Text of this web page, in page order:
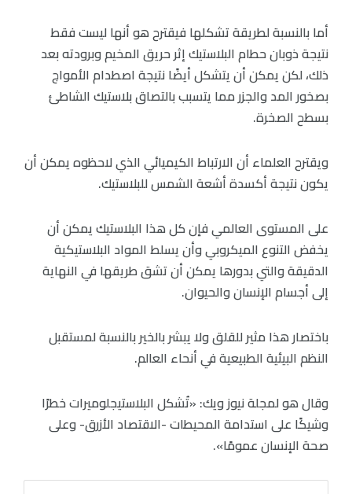
أما بالنسبة لطريقة تشكلها فيقترح هو أنها ليست فقط
نتيجة ذوبان حطام البلاستيك إثر حريق المخيم وبرودته بعد
ذلك، لكن يمكن أن يتشكل أيضًا نتيجة اصطدام الأمواج
بصخور المد والجزر مما يتسبب بالتصاق بلاستيك الشاطئ
بسطح الصخرة.
ويقترح العلماء أن الارتباط الكيميائي الذي لاحظوه يمكن أن
يكون نتيجة أكسدة أشعة الشمس للبلاستيك.
على المستوى العالمي فإن كل هذا البلاستيك يمكن أن
يخفض التنوع الميكروبي وأن يسلط المواد البلاستيكية
الدقيقة والتي بدورها يمكن أن تشق طريقها في النهاية
إلى أجسام الإنسان والحيوان.
باختصار هذا مثير للقلق ولا يبشر بالخير بالنسبة لمستقبل
النظم البيئية الطبيعية في أنحاء العالم.
وقال هو لمجلة نيوز ويك: «تُشكل البلاستيجلوميرات خطرًا
وشيكًا على استدامة المحيطات -الاقتصاد الأزرق- وعلى
صحة الإنسان عمومًا».